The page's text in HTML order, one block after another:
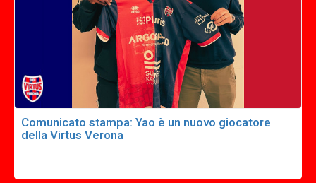
Comunicato stampa: Yao è un nuovo giocatore
della Virtus Verona